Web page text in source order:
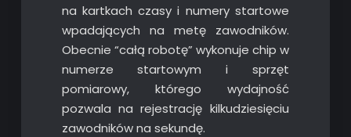
na kartkach czasy i numery startowe
wpadających na metę zawodników.
Obecnie “całą robotę” wykonuje chip w
numerze startowym i sprzęt
pomiarowy, którego wydajność
pozwala na rejestrację kilkudziesięciu
zawodników na sekundę.